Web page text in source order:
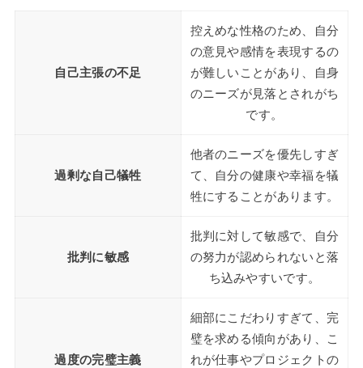
自己主張の不足
控えめな性格のため、自分
の意見や感情を表現するの
が難しいことがあり、自身
のニーズが見落とされがち
です。
過剰な自己犠牲
他者のニーズを優先しすぎ
て、自分の健康や幸福を犠
牲にすることがあります。
批判に敏感
批判に対して敏感で、自分
の努力が認められないと落
ち込みやすいです。
過度の完璧主義
細部にこだわりすぎて、完
璧を求める傾向があり、こ
れが仕事やプロジェクトの